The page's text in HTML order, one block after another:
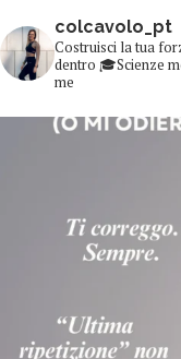
colcavolo_pt
Costruisci la tua
dentro 🎓Scienze
me